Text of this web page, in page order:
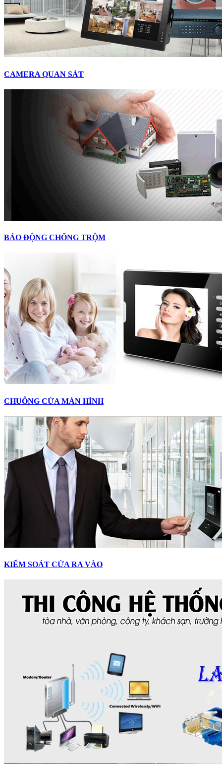
CAMERA QUAN SÁT
BÁO ĐỘNG CHỐNG TRỘM
CHUÔNG CỬA MÀN HÌNH
KIỂM SOÁT CỬA RA VÀO